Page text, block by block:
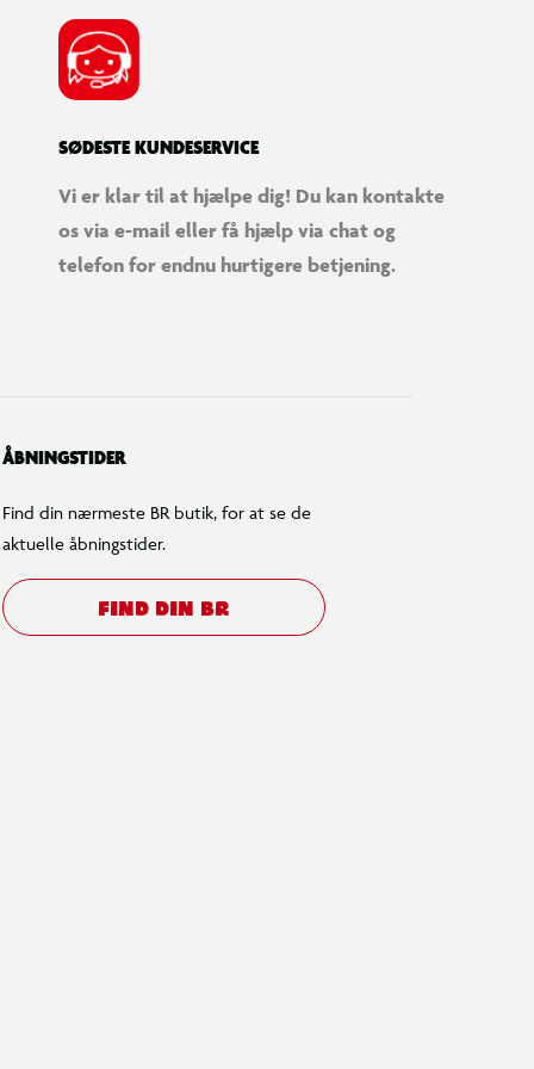
SØDESTE KUNDESERVICE
Vi er klar til at hjælpe dig! Du kan kontakte
os via e-mail eller få hjælp via chat og
telefon for endnu hurtigere betjening.
ÅBNINGSTIDER
Find din nærmeste BR butik, for at se de
aktuelle åbningstider.
FIND DIN BR